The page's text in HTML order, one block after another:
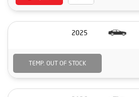
2025
TEMP. OUT OF STOCK